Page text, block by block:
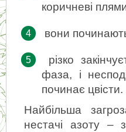
коричневі
вони
різко
фаза, і
починає цвісти.
Найбільша
нестачі азоту –